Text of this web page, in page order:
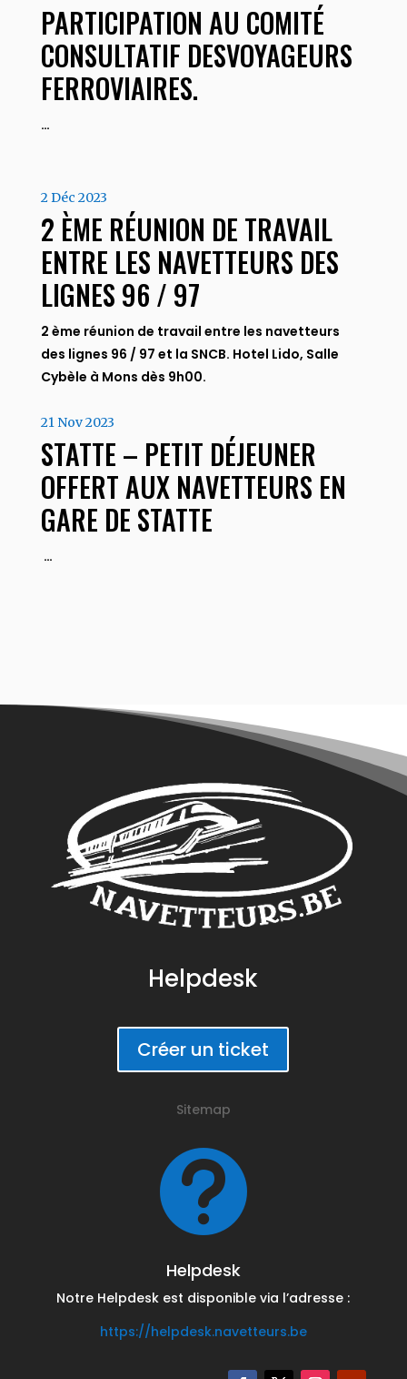
PARTICIPATION AU COMITÉ
CONSULTATIF DESVOYAGEURS
FERROVIAIRES.
…
2 Déc 2023
2 ÈME RÉUNION DE TRAVAIL
ENTRE LES NAVETTEURS DES
LIGNES 96 / 97
2 ème réunion de travail entre les navetteurs
des lignes 96 / 97 et la SNCB. Hotel Lido, Salle
Cybèle à Mons dès 9h00.
21 Nov 2023
STATTE – PETIT DÉJEUNER
OFFERT AUX NAVETTEURS EN
GARE DE STATTE
…
Helpdesk
Créer un ticket
Sitemap

Helpdesk
Notre Helpdesk est disponible via l’adresse :
https://helpdesk.navetteurs.be